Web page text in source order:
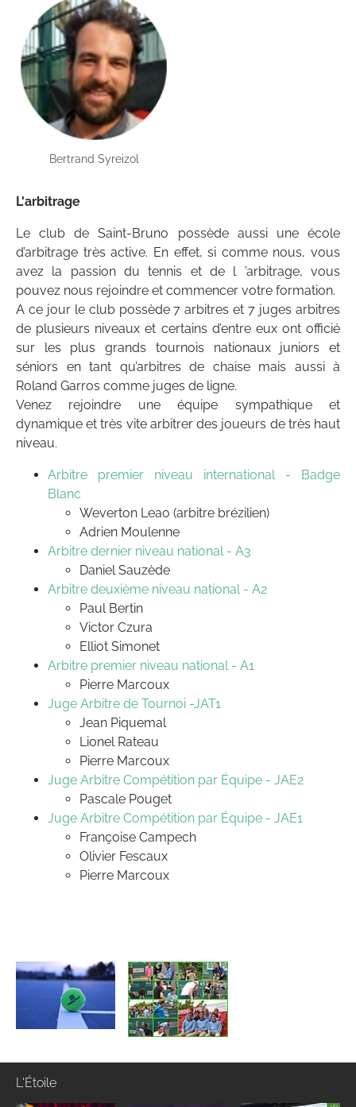
Bertrand Syreizol
L'arbitrage
Le club de Saint-Bruno possède aussi une école
d’arbitrage très active. En effet, si comme nous, vous
avez la passion du tennis et de l ’arbitrage, vous
pouvez nous rejoindre et commencer votre formation.
A ce jour le club possède 7 arbitres et 7 juges arbitres
de plusieurs niveaux et certains d’entre eux ont officié
sur les plus grands tournois nationaux juniors et
séniors en tant qu’arbitres de chaise mais aussi à
Roland Garros comme juges de ligne.
Venez rejoindre une équipe sympathique et
dynamique et très vite arbitrer des joueurs de très haut
niveau.
Arbitre premier niveau international - Badge
Blanc
Weverton Leao (arbitre brézilien)
Adrien Moulenne
Arbitre dernier niveau national - A3
Daniel Sauzède
Arbitre deuxième niveau national - A2
Paul Bertin
Victor Czura
Elliot Simonet
Arbitre premier niveau national - A1
Pierre Marcoux
Juge Arbitre de Tournoi -JAT1
Jean Piquemal
Lionel Rateau
Pierre Marcoux
Juge Arbitre Compétition par Équipe - JAE2
Pascale Pouget
Juge Arbitre Compétition par Équipe - JAE1
Françoise Campech
Olivier Fescaux
Pierre Marcoux
L'Étoile